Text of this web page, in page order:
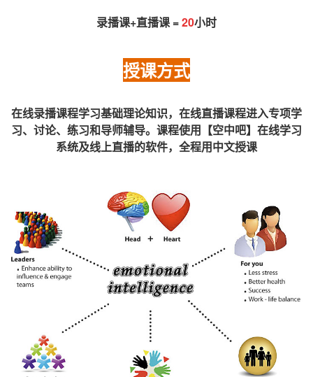
录播课+直播课 =20小时
授课方式
在线录播课程学习基础理论知识，在线直播课程进入专项学
习、讨论、练习和导师辅导。课程使用【空中吧】在线学习
系统及线上直播的软件，全程用中文授课